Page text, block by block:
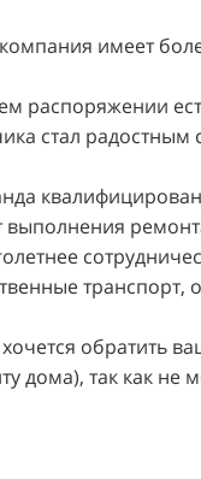
имеет
распоряжении
стал радостным
выполнения
обратить
дома), так как не